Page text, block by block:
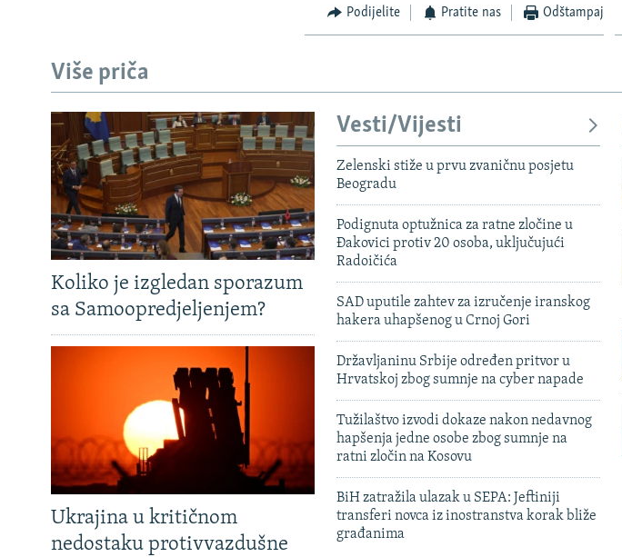
Podijelite Pratite nas Odštampaj
Više priča
Koliko je izgledan sporazum
sa Samoopredjeljenjem?
Ukrajina u kritičnom
nedostaku protivvazdušne
Vesti/Vijesti
Zelenski stiže u prvu zvaničnu posjetu
Beogradu
Podignuta optužnica za ratne zločine u
Đakovici protiv 20 osoba, uključujući
Radoičića
SAD uputile zahtev za izručenje iranskog
hakera uhapšenog u Crnoj Gori
Državljaninu Srbije određen pritvor u
Hrvatskoj zbog sumnje na cyber napade
Tužilaštvo izvodi dokaze nakon nedavnog
hapšenja jedne osobe zbog sumnje na
ratni zločin na Kosovu
BiH zatražila ulazak u SEPA: Jeftiniji
transferi novca iz inostranstva korak bliže
građanima